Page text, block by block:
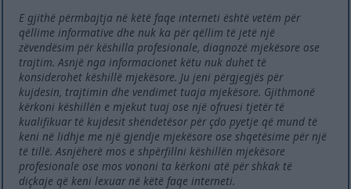
E gjithë përmbajtja në këtë faqe interneti është vetëm për
qëllime informative dhe nuk ka për qëllim të jetë një
zëvendësim për këshilla profesionale, diagnozë mjekësore ose
trajtim. Asnjë nga informacionet këtu nuk duhet të
konsiderohet këshillë mjekësore. Ju jeni përgjegjës për
kujdesin, trajtimin dhe vendimet tuaja mjekësore. Gjithmonë
kërkoni këshillën e mjekut tuaj ose një ofruesi tjetër të
kualifikuar të kujdesit shëndetësor për çdo pyetje që mund të
keni në lidhje me një gjendje mjekësore ose shqetësime për një
të tillë. Asnjëherë mos e shpërfillni këshillën mjekësore
profesionale ose mos vononi ta kërkoni atë për shkak të
diçkaje që keni lexuar në këtë faqe interneti.